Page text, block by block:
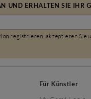
UND ERHALTEN SIE IHR
registrieren, akzeptieren Sie
Für Künstler